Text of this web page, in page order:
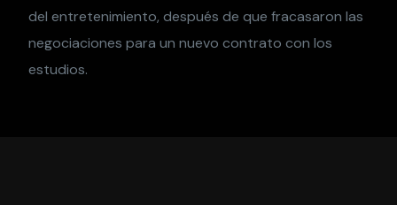
del entretenimiento, después de que fracasaron las
negociaciones para un nuevo contrato con los
estudios.